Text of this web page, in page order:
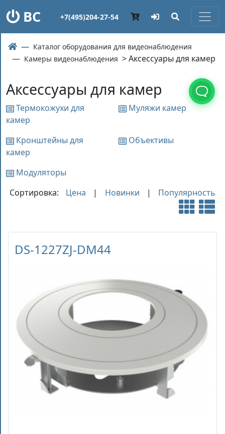
ВС +7(495)204-27-54
Каталог оборудования для видеонаблюдения
Камеры видеонаблюдения > Аксессуары для камер
Аксессуары для камер
Термокожухи для
камер
Муляжи камер
Кронштейны для
камер
Объективы
Модуляторы
Сортировка:
Цена | Новинки | Популярность
DS-1227ZJ-DM44